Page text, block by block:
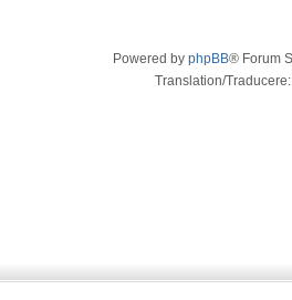
Powered by phpBB® Forum
Translation/Traducere: